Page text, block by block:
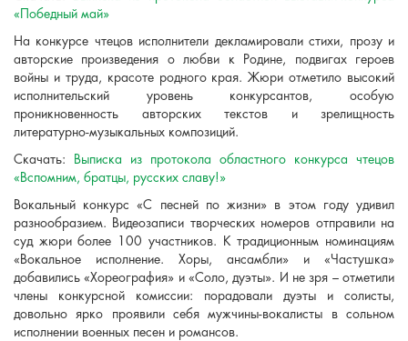
«Победный май»
На конкурсе чтецов исполнители декламировали стихи, прозу и
авторские произведения о любви к Родине, подвигах героев
войны и труда, красоте родного края. Жюри отметило высокий
исполнительский уровень конкурсантов, особую
проникновенность авторских текстов и зрелищность
литературно-музыкальных композиций.
Скачать:
Выписка из протокола областного конкурса чтецов
«Вспомним, братцы, русских славу!»
Вокальный конкурс «С песней по жизни» в этом году удивил
разнообразием. Видеозаписи творческих номеров отправили на
суд жюри более 100 участников. К традиционным номинациям
«Вокальное исполнение. Хоры, ансамбли» и «Частушка»
добавились «Хореография» и «Соло, дуэты». И не зря – отметили
члены конкурсной комиссии: порадовали дуэты и солисты,
довольно ярко проявили себя мужчины-вокалисты в сольном
исполнении военных песен и романсов.